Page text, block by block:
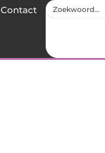
Contact